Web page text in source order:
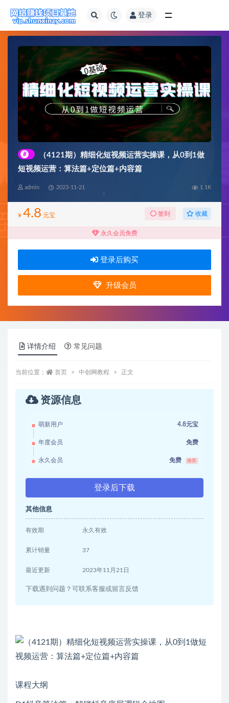
登录
#
（4121期）精细化短视频运营实操课，从0到1做
短视频运营：算法篇+定位篇+内容篇
admin 2023-11-21 1.1K
¥ 4.8 元宝 签到 收藏
永久会员免费
登录后购买
升级会员
详情介绍 常见问题
当前位置： 首页 中创网教程 正文
资源信息
萌新用户 4.8元宝
年度会员 免费
永久会员 免费 推荐
登录后下载
其他信息
有效期 永久有效
累计销量 37
最近更新 2023年11月21日
下载遇到问题？可联系客服或留言反馈
课程大纲